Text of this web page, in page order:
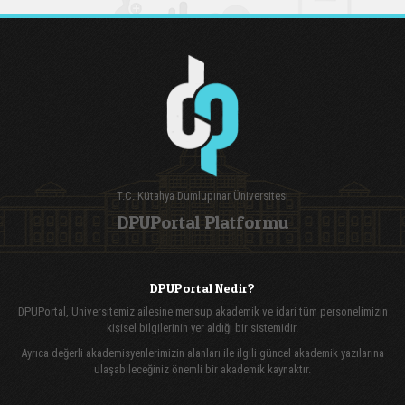
T.C. Kütahya Dumlupınar Üniversitesi
DPUPortal Platformu
DPUPortal Nedir?
DPUPortal, Üniversitemiz ailesine mensup akademik ve idari tüm personelimizin
kişisel bilgilerinin yer aldığı bir sistemidir.
Ayrıca değerli akademisyenlerimizin alanları ile ilgili güncel akademik yazılarına
ulaşabileceğiniz önemli bir akademik kaynaktır.